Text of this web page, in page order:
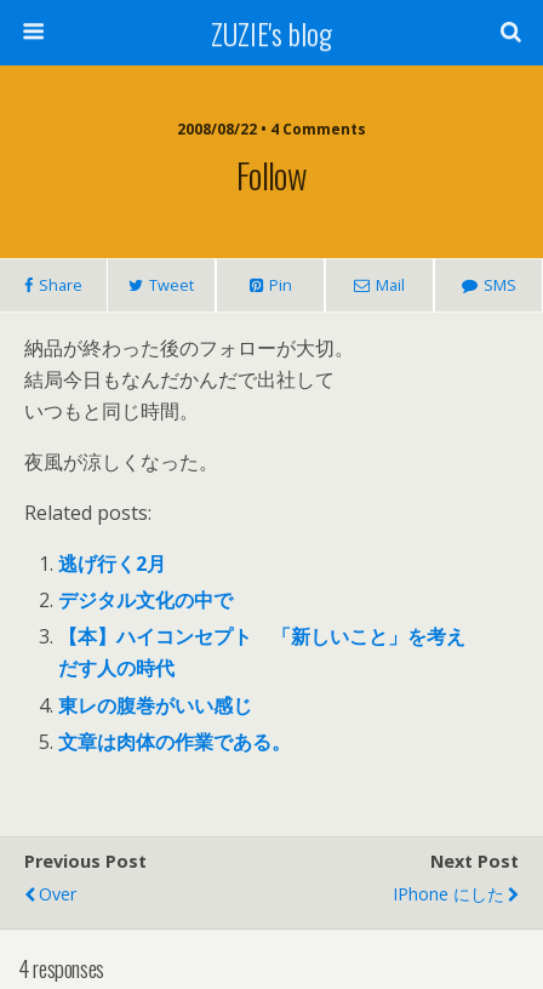
ZUZIE's blog
2008/08/22 • 4 Comments
Follow
Share Tweet Pin Mail SMS
納品が終わった後のフォローが大切。
結局今日もなんだかんだで出社して
いつもと同じ時間。
夜風が涼しくなった。
Related posts:
逃げ行く2月
デジタル文化の中で
【本】ハイコンセプト 「新しいこと」を考え
だす人の時代
東レの腹巻がいい感じ
文章は肉体の作業である。
Previous Post
Over
Next Post
IPhone にした
4 responses